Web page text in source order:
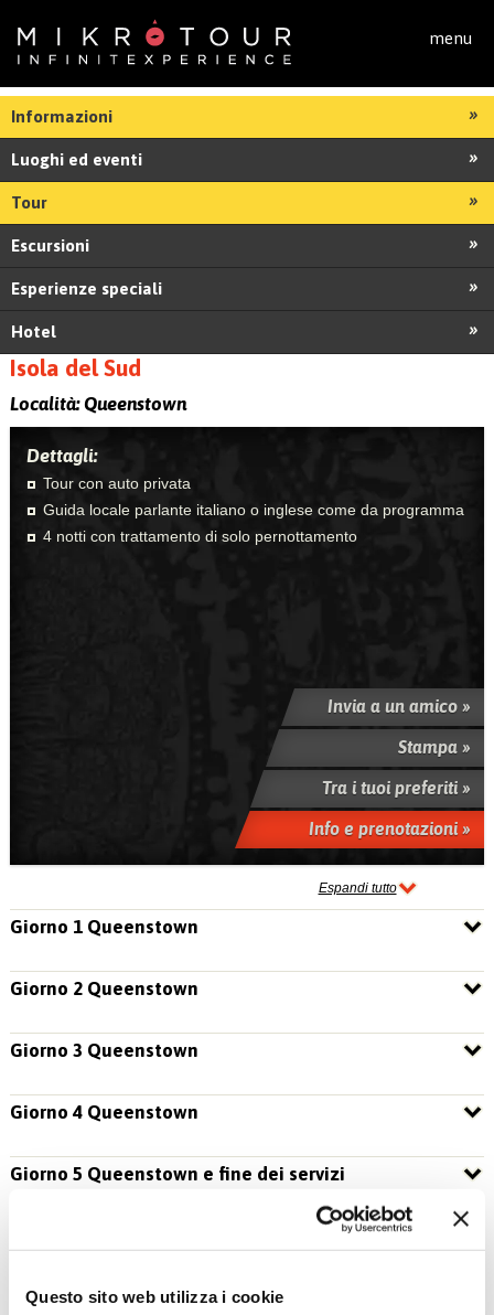
Questo sito web utilizza i cookie
menu
Informazioni
Luoghi ed eventi
Tour
Escursioni
Esperienze speciali
Hotel
Isola del Sud
Località:Queenstown
Dettagli:
Tour con auto privata
Guida locale parlante italiano o inglese come da programma
4 notti con trattamento di solo pernottamento
Invia a un amico »
Stampa »
Tra i tuoi preferiti »
Info e prenotazioni »
Espandi tutto
Giorno 1 Queenstown
Giorno 2 Queenstown
Giorno 3 Queenstown
Giorno 4 Queenstown
Giorno 5 Queenstown e fine dei servizi